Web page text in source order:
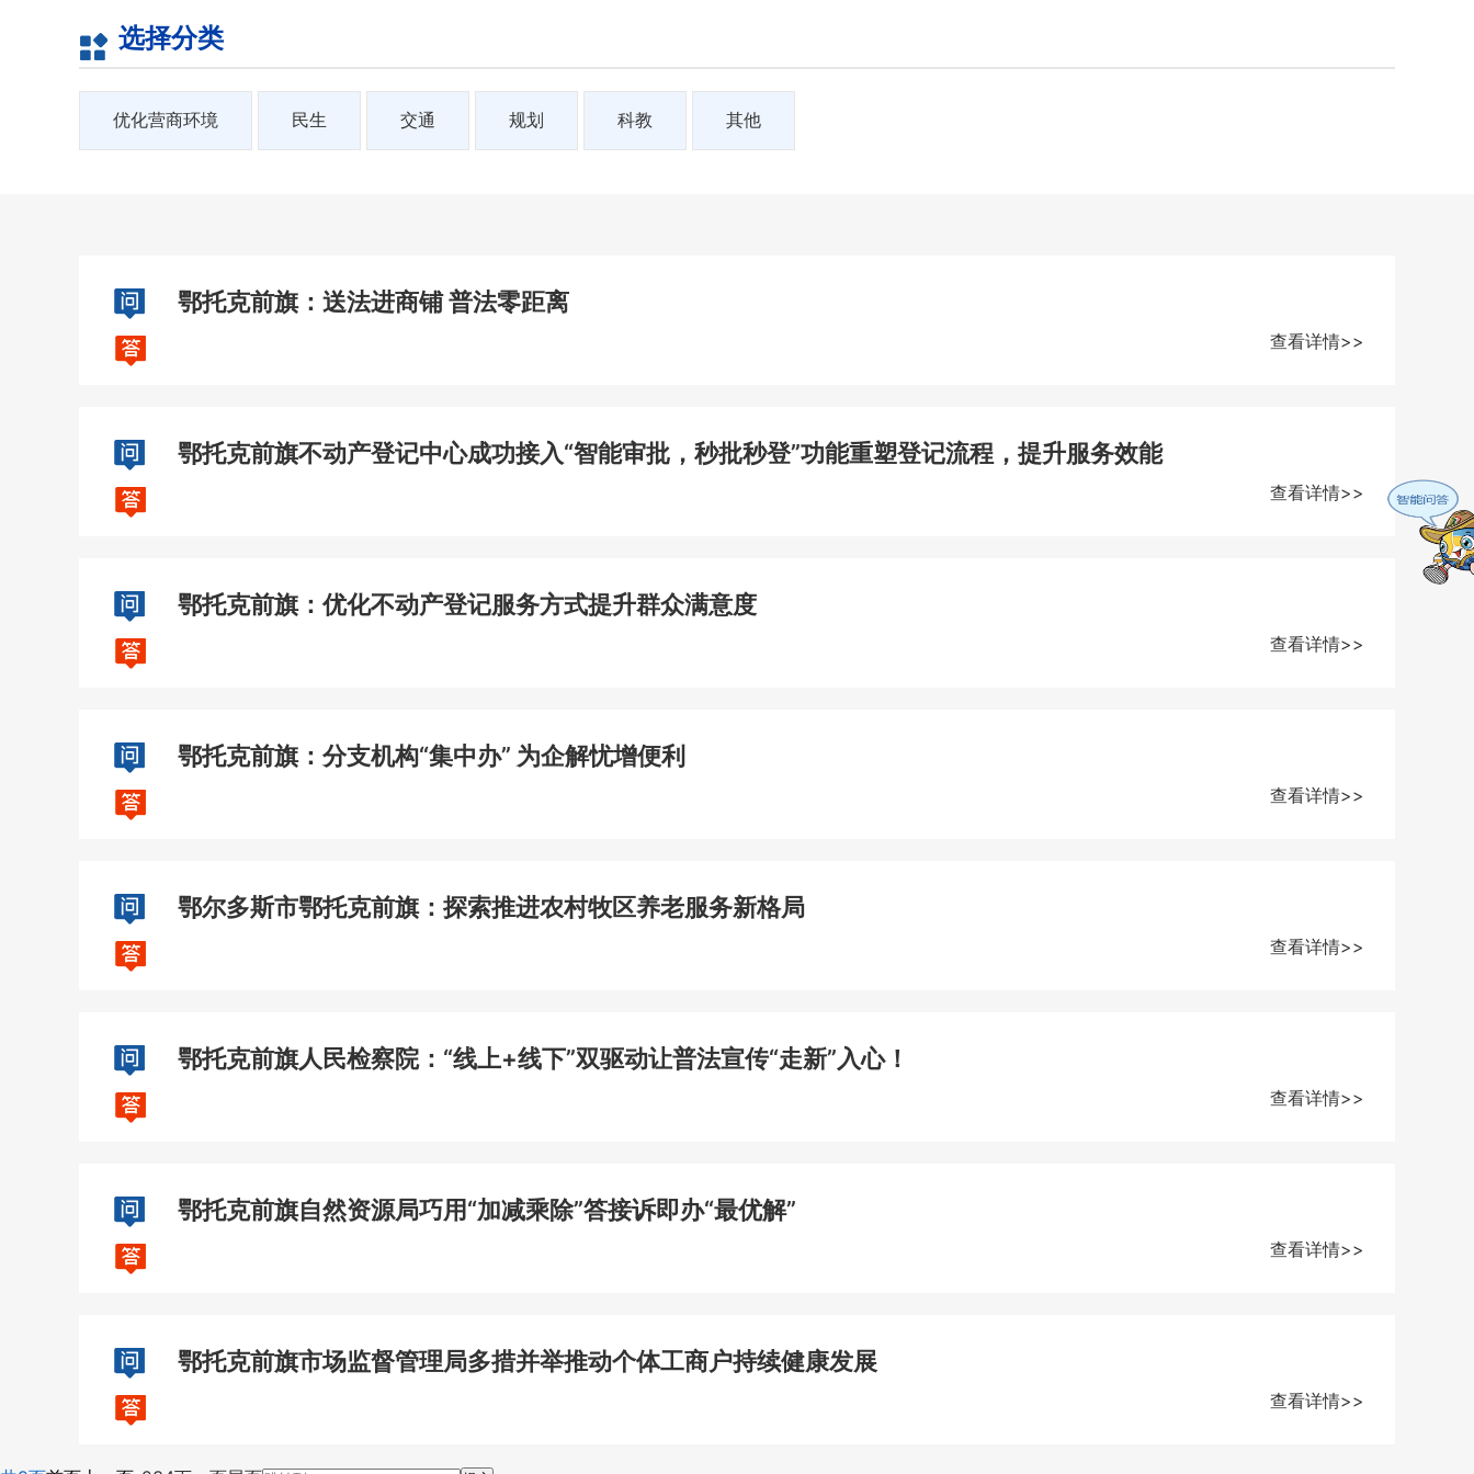
选择分类
优化营商环境 民生 交通 规划 科教 其他
鄂托克前旗：送法进商铺 普法零距离
查看详情>>
鄂托克前旗不动产登记中心成功接入“智能审批，秒批秒登”功能重塑登记流程，提升服务效能
查看详情>>
鄂托克前旗：优化不动产登记服务方式提升群众满意度
查看详情>>
鄂托克前旗：分支机构“集中办” 为企解忧增便利
查看详情>>
鄂尔多斯市鄂托克前旗：探索推进农村牧区养老服务新格局
查看详情>>
鄂托克前旗人民检察院：“线上+线下”双驱动让普法宣传“走新”入心！
查看详情>>
鄂托克前旗自然资源局巧用“加减乘除”答接诉即办“最优解”
查看详情>>
鄂托克前旗市场监督管理局多措并举推动个体工商户持续健康发展
查看详情>>